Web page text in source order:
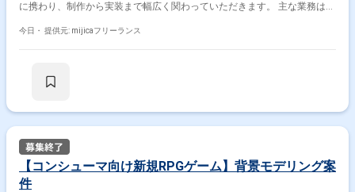
に携わり、制作から実装まで幅広く関わっていただきます。 主な業務は以
チャの制作 ・Unity等のゲームエンジンへの組み込み、ライティングや環
今日・ 提供元: mijicaフリーランス
【コンシューマ向け新規RPGゲーム】背景モデリング案
件